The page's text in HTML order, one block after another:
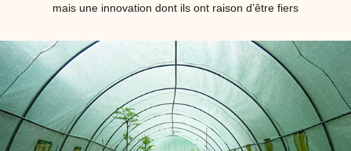
mais une innovation dont ils ont raison d’être fiers